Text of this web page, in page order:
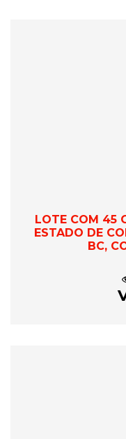
LOTE COM 45
ESTADO DE
BC,